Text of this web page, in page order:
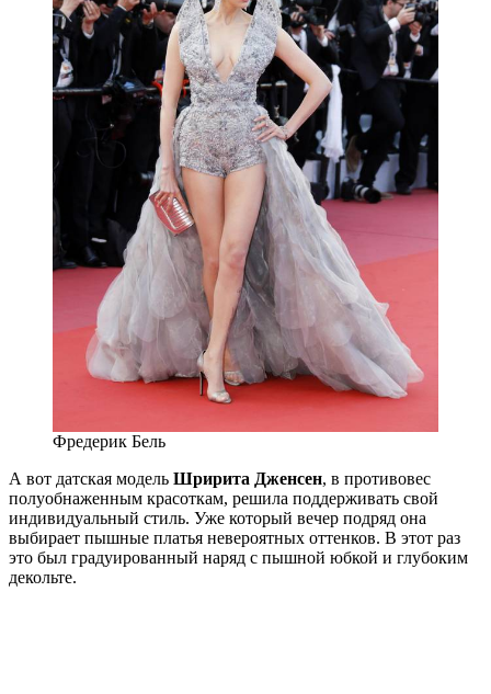
Фредерик Бель
А вот датская модель Шририта Дженсен, в противовес
полуобнаженным красоткам, решила поддерживать свой
индивидуальный стиль. Уже который вечер подряд она
выбирает пышные платья невероятных оттенков. В этот раз
это был градуированный наряд с пышной юбкой и глубоким
декольте.